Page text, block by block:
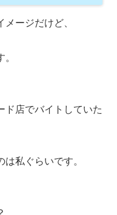
ージだけど、
ド店でバイトしていた
私ぐらいです。